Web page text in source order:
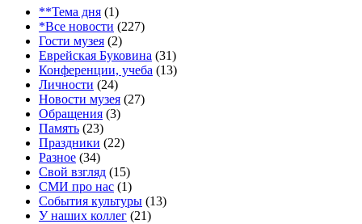
**Тема дня (1)
*Все новости (227)
Гости музея (2)
Еврейская Буковина (31)
Конференции, учеба (13)
Личности (24)
Новости музея (27)
Обращения (3)
Память (23)
Праздники (22)
Разное (34)
Свой взгляд (15)
СМИ про нас (1)
События культуры (13)
У наших коллег (21)